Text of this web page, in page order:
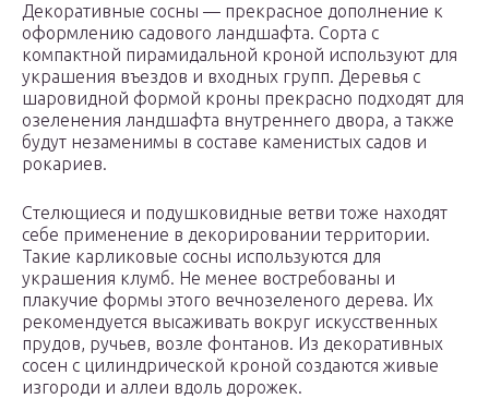
Декоративные сосны — прекрасное дополнение к
оформлению садового ландшафта. Сорта с
компактной пирамидальной кроной используют для
украшения въездов и входных групп. Деревья с
шаровидной формой кроны прекрасно подходят для
озеленения ландшафта внутреннего двора, а также
будут незаменимы в составе каменистых садов и
рокариев.
Стелющиеся и подушковидные ветви тоже находят
себе применение в декорировании территории.
Такие карликовые сосны используются для
украшения клумб. Не менее востребованы и
плакучие формы этого вечнозеленого дерева. Их
рекомендуется высаживать вокруг искусственных
прудов, ручьев, возле фонтанов. Из декоративных
сосен с цилиндрической кроной создаются живые
изгороди и аллеи вдоль дорожек.